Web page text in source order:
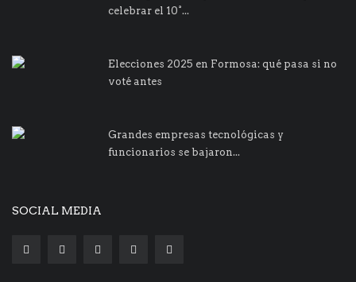
celebrar el 10°...
Elecciones 2025 en Formosa: qué pasa si no
voté antes
Grandes empresas tecnológicas y
funcionarios se bajaron...
SOCIAL MEDIA